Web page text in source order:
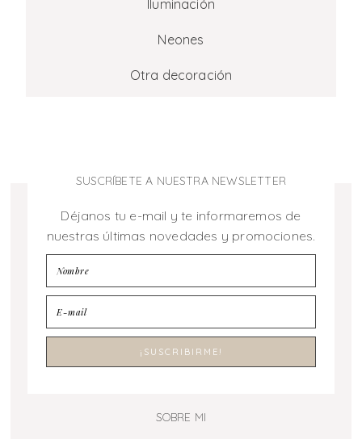
Iluminación
Neones
Otra decoración
SUSCRÍBETE A NUESTRA NEWSLETTER
Déjanos tu e-mail y te informaremos de
nuestras últimas novedades y promociones.
SOBRE MI